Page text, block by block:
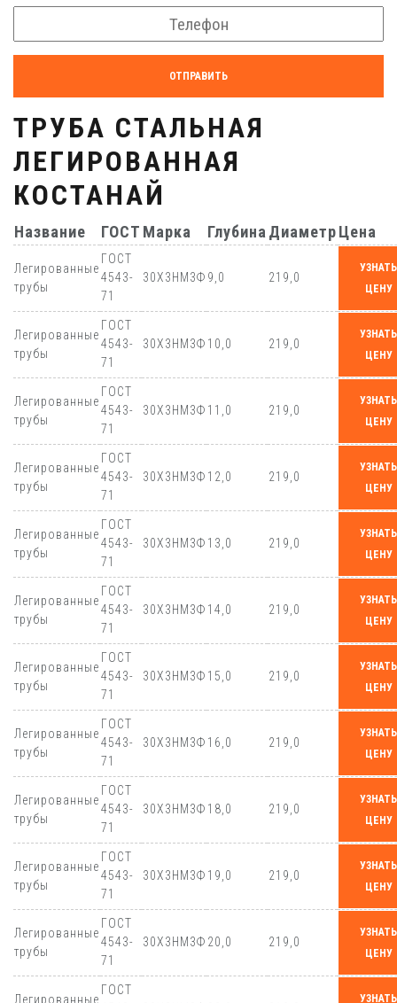
ОТПРАВИТЬ
ТРУБА СТАЛЬНАЯ
ЛЕГИРОВАННАЯ
КОСТАНАЙ
Название ГОСТ Марка Глубина ДиаметрЦена
Легированные
трубы
ГОСТ
4543-
71
30Х3НМ3Ф 9,0 219,0
УЗНАТЬ
ЦЕНУ
Легированные
трубы
ГОСТ
4543-
71
30Х3НМ3Ф 10,0 219,0
УЗНАТЬ
ЦЕНУ
Легированные
трубы
ГОСТ
4543-
71
30Х3НМ3Ф 11,0 219,0
УЗНАТЬ
ЦЕНУ
Легированные
трубы
ГОСТ
4543-
71
30Х3НМ3Ф 12,0 219,0
УЗНАТЬ
ЦЕНУ
Легированные
трубы
ГОСТ
4543-
71
30Х3НМ3Ф 13,0 219,0
УЗНАТЬ
ЦЕНУ
Легированные
трубы
ГОСТ
4543-
71
30Х3НМ3Ф 14,0 219,0
УЗНАТЬ
ЦЕНУ
Легированные
трубы
ГОСТ
4543-
71
30Х3НМ3Ф 15,0 219,0
УЗНАТЬ
ЦЕНУ
Легированные
трубы
ГОСТ
4543-
71
30Х3НМ3Ф 16,0 219,0
УЗНАТЬ
ЦЕНУ
Легированные
трубы
ГОСТ
4543-
71
30Х3НМ3Ф 18,0 219,0
УЗНАТЬ
ЦЕНУ
Легированные
трубы
ГОСТ
4543-
71
30Х3НМ3Ф 19,0 219,0
УЗНАТЬ
ЦЕНУ
Легированные
трубы
ГОСТ
4543-
71
30Х3НМ3Ф 20,0 219,0
УЗНАТЬ
ЦЕНУ
Легированные
ГОСТ
УЗНАТЬ